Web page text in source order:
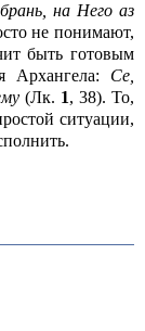
на Него аз
не понимают,
быть готовым
Архангела: Се,
(Лк. 1, 38). То,
ситуации,